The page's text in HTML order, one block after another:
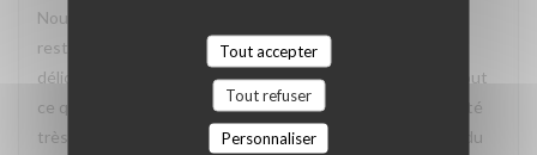
Tout accepter
Tout refuser
Personnaliser
Nous avons passé une excellente soirée dans votre
restaurant lors de notre voyage à Paris. Les plats étaient
délicieux, parfaitement présentés et pleins de saveurs. Tout
ce que nous avons commandé était excellent. L’équipe a été
très accueillante, souriante et attentionnée tout au long du